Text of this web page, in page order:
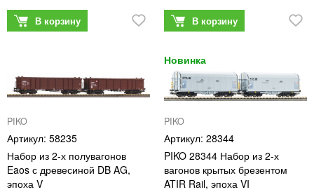
PIKO
58235
Набор из 2-х полувагонов
Eaos с древесиной DB AG,
эпоха V
PIKO
28344
PIKO 28344 Набор из 2-х
вагонов крытых брезентом
ATIR Rail, эпоха VI